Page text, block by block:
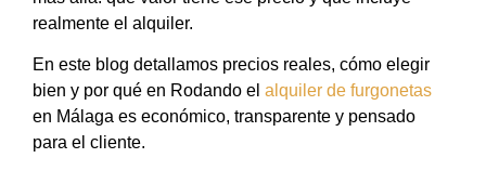
realmente el alquiler.
En este blog detallamos precios reales, cómo elegir
bien y por qué en Rodando el alquiler de furgonetas
en Málaga es económico, transparente y pensado
para el cliente.